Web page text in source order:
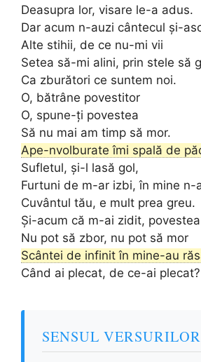
Deasupra lor, visare le-a adus.
Dar acum n-auzi cântecul și-
Alte stihii, de ce nu-mi vii
Setea să-mi alini, prin stele să
Ca zburători ce suntem noi.
O, bătrâne povestitor
O, spune-ți povestea
Să nu mai am timp să mor.
Ape-nvolburate îmi spală de
Sufletul, și-l lasă gol,
Furtuni de m-ar izbi, în mine n-
Cuvântul tău, e mult prea greu.
Și-acum că m-ai zidit,
Nu pot să zbor, nu pot să mor
Scântei de infinit în mine-au
Când ai plecat, de ce-ai plecat?
SENSUL VERSURILOR